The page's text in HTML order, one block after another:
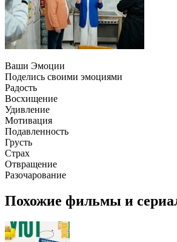
Ваши Эмоции
Поделись своими эмоциями
Радость
Восхищение
Удивление
Мотивация
Подавленность
Грусть
Страх
Отвращение
Разочарование
Похожие фильмы и